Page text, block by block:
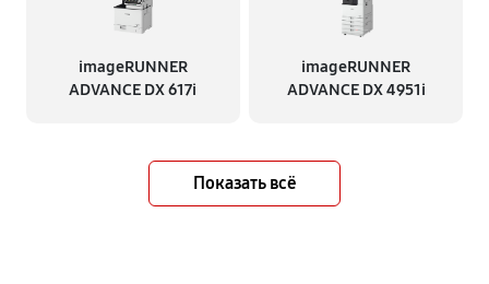
imageRUNNER
ADVANCE DX 617i
imageRUNNER
ADVANCE DX 4951i
Показать всё